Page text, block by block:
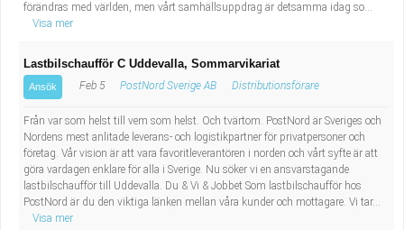
Naturbruk
Naturvetenskapligt arbete
Pedagogiskt arbete
Sanering och renhållning
Socialt arbete
Taxiförare/Taxichaufför
Läkarsekreterare/Vårdadmin/Medicinsk
sekreterare
Lastbilsförare m.fl.
Fastighetsskötare
förändras med världen, men vårt samhällsuppdrag är detsamma idag so...
Visa mer
Lastbilschaufför C Uddevalla, Sommarvikariat
Ansök Feb 5 PostNord Sverige AB Distributionsförare
Från var som helst till vem som helst. Och tvärtom. PostNord är Sveriges och
Nordens mest anlitade leverans- och logistikpartner för privatpersoner och
företag. Vår vision är att vara favoritleverantören i norden och vårt syfte är att
göra vardagen enklare för alla i Sverige. Nu söker vi en ansvarstagande
lastbilschaufför till Uddevalla. Du & Vi & Jobbet Som lastbilschaufför hos
PostNord är du den viktiga länken mellan våra kunder och mottagare. Vi tar...
Visa mer